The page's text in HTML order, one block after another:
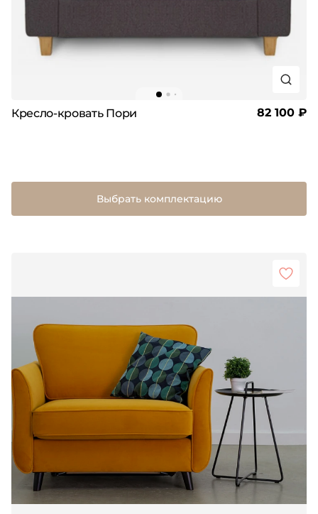
Кресло-кровать Пори 82 100 ₽
Выбрать комплектацию